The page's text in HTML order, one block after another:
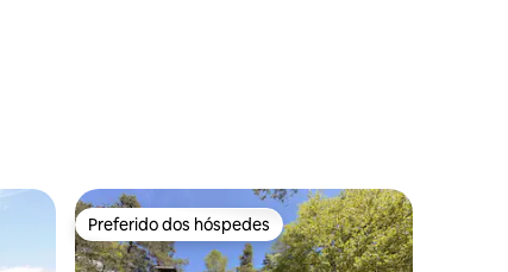
Preferido dos hóspedes
Preferido dos hóspedes